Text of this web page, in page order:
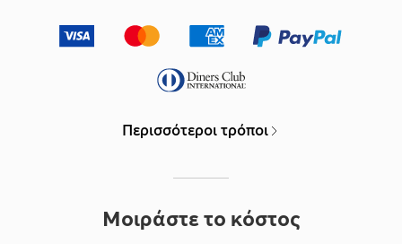
Περισσότεροι τρόποι
Μοιράστε το κόστος